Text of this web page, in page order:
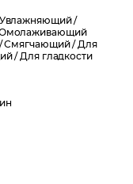
Увлажняющий /
Смягчающий / Для
/ Для гладкости